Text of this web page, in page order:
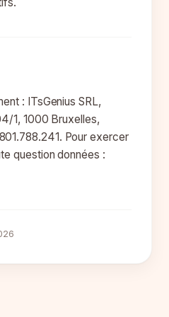
: ITsGenius SRL,
1, 1000 Bruxelles,
Pour exercer
question données :